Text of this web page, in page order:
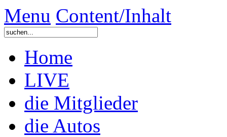
Menu Content/Inhalt
Home
LIVE
die Mitglieder
die Autos